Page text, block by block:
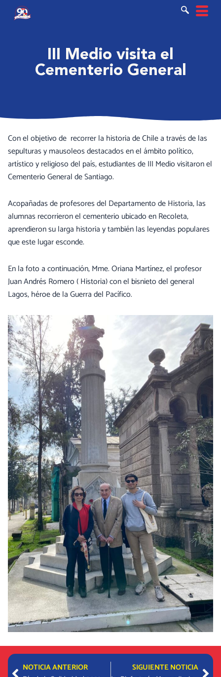
III Medio visita el
Cementerio General
Con el objetivo de recorrer la historia de Chile a través de las
sepulturas y mausoleos destacados en el ámbito político,
artístico y religioso del país, estudiantes de III Medio visitaron el
Cementerio General de Santiago.
Acopañadas de profesores del Departamento de Historia, las
alumnas recorrieron el cementerio ubicado en Recoleta,
aprendieron su larga historia y también las leyendas populares
que este lugar esconde.
En la foto a continuación, Mme. Oriana Martínez, el profesor
Juan Andrés Romero ( Historia) con el bisnieto del general
Lagos, héroe de la Guerra del Pacífico.
PrevNOTICIA ANTERIOR
SIGUIENTE NOTICIA